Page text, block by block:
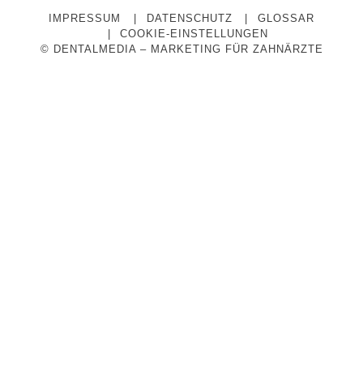
IMPRESSUM DATENSCHUTZ
GLOSSAR
COOKIE-EINSTELLUNGEN
© DENTALMEDIA – MARKETING FÜR ZAHNÄRZTE